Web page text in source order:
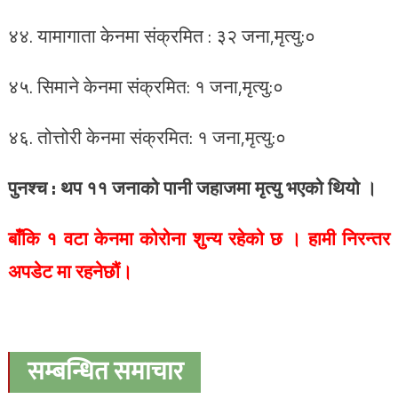
४४. यामागाता केनमा संक्रमित : ३२ जना,मृत्यु:०
४५. सिमाने केनमा संक्रमित: १ जना,मृत्यु:०
४६. तोत्तोरी केनमा संक्रमित: १ जना,मृत्यु:०
पुनश्च : थप ११ जनाको पानी जहाजमा मृत्यु भएको थियो ।
बाँकि १ वटा केनमा कोरोना शुन्य रहेको छ ।हामी निरन्तर
अपडेट मा रहनेछौं।
सम्बन्धित समाचार